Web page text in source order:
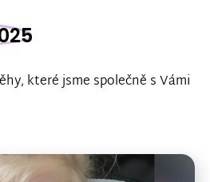
které jsme společně s Vámi